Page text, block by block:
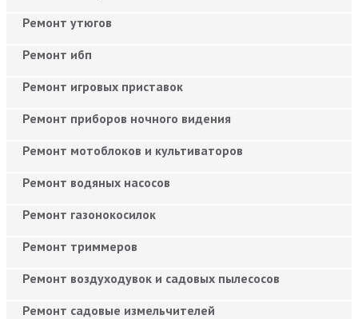
Ремонт утюгов
Ремонт ибп
Ремонт игровых приставок
Ремонт приборов ночного видения
Ремонт мотоблоков и культиваторов
Ремонт водяных насосов
Ремонт газонокосилок
Ремонт триммеров
Ремонт воздуходувок и садовых пылесосов
Ремонт садовые измельчителей